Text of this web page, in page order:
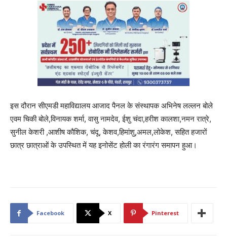
इस दौरान सीएमडी महाविद्यालय आजाद पैनल के संस्थापक अभिनेष लल्लन बोले
एवम चिकी बोले,विनायक शर्मा, वासु नामदेव, ईशु चंदा,हरीश कालशा,नमन रात्रे,
सुनील केशरी ,आशीष कौशिक, चंदू, केशव,हिमांशु,अमल,लोकेश, सहित हजारों
छात्र छात्राओं के उपस्थित में यह इनोसेंट होली का रंगारंग समापन हुआ।
Facebook X Pinterest